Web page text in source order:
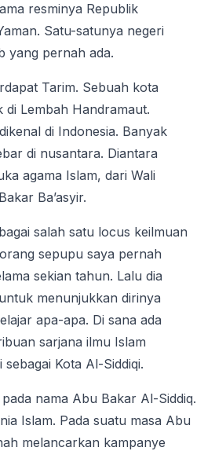
resminya Republik
Satu-satunya negeri
yang pernah ada.
Tarim. Sebuah kota
di Lembah Handramaut.
di Indonesia. Banyak
di nusantara. Diantara
agama Islam, dari Wali
Ba’asyir.
salah satu locus keilmuan
sepupu saya pernah
sekian tahun. Lalu dia
menunjukkan dirinya
apa-apa. Di sana ada
sarjana ilmu Islam
Kota Al-Siddiqi.
nama Abu Bakar Al-Siddiq.
Islam. Pada suatu masa Abu
melancarkan kampanye